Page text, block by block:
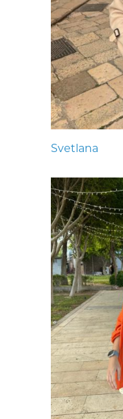
Svetlana